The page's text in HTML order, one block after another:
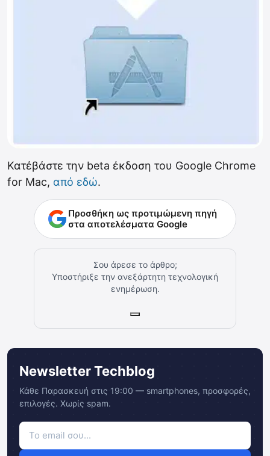
Κατέβάστε την beta έκδοση του Google Chrome
for Mac, από εδώ.
Προσθήκη ως προτιμώμενη πηγή
στα αποτελέσματα Google
Σου άρεσε το άρθρο;
Υποστήριξε την ανεξάρτητη τεχνολογική
ενημέρωση.
Newsletter Techblog
Κάθε Παρασκευή στις 19:00 — smartphones, προσφορές,
επιλογές. Χωρίς spam.